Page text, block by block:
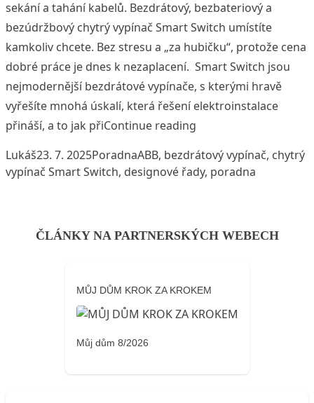
sekání a tahání kabelů. Bezdrátový, bezbateriový a
bezúdržbový chytrý vypínač Smart Switch umístíte
kamkoliv chcete. Bez stresu a „za hubičku“, protože cena
dobré práce je dnes k nezaplacení. Smart Switch jsou
nejmodernější bezdrátové vypínače, s kterými hravě
vyřešíte mnohá úskalí, která řešení elektroinstalace
přináší, a to jak přiContinue reading
Posted by
Lukáš23. 7. 2025Posted in
PoradnaTags:
ABB, bezdrátový vypínač, chytrý
vypínač Smart Switch, designové řady, poradna
ČLÁNKY NA PARTNERSKÝCH WEBECH
MŮJ DŮM KROK ZA KROKEM
Můj dům 8/2026